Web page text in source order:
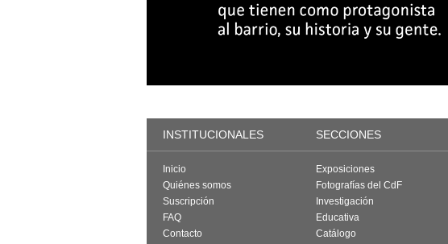
INSTITUCIONALES SECCIONES
Inicio
Quiénes somos
Suscripción
FAQ
Contacto
Exposiciones
Fotografías del CdF
Investigación
Educativa
Catálogo